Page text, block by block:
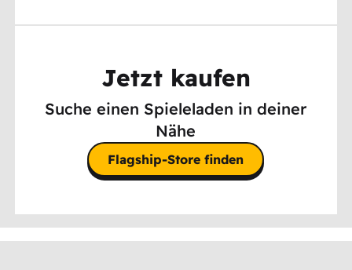
Jetzt kaufen
Suche einen Spieleladen in deiner
Nähe
Flagship-Store finden